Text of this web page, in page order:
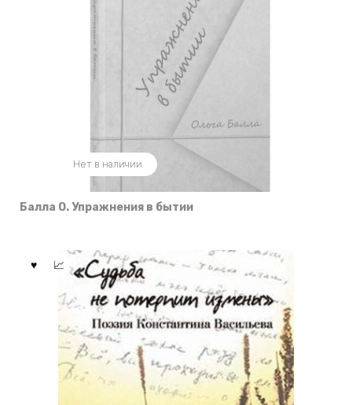
Нет в наличии
Балла О. Упражнения в бытии